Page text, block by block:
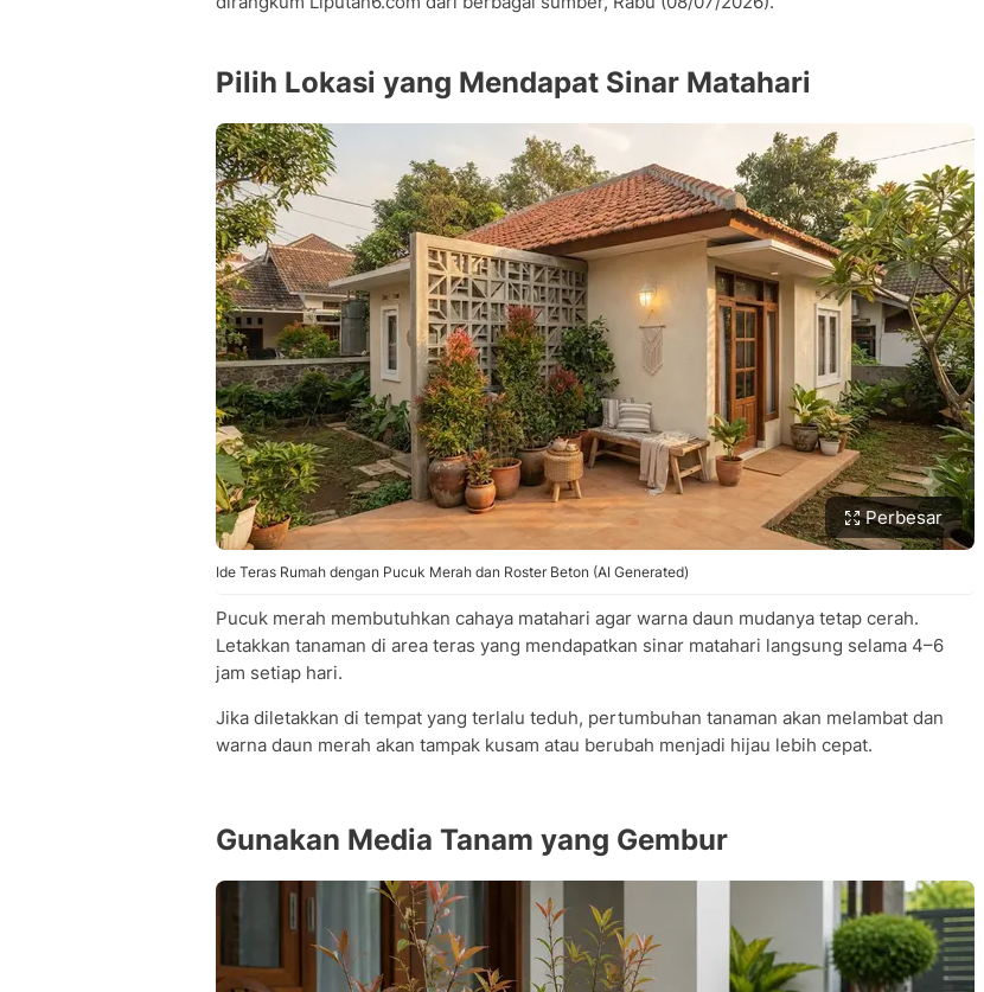
Pilih Lokasi yang Mendapat Sinar Matahari
Perbesar
Ide Teras Rumah dengan Pucuk Merah dan Roster Beton (AI Generated)
Pucuk merah membutuhkan cahaya matahari agar warna daun mudanya tetap cerah.
Letakkan tanaman di area teras yang mendapatkan sinar matahari langsung selama 4–6
jam setiap hari.
Jika diletakkan di tempat yang terlalu teduh, pertumbuhan tanaman akan melambat dan
warna daun merah akan tampak kusam atau berubah menjadi hijau lebih cepat.
Gunakan Media Tanam yang Gembur